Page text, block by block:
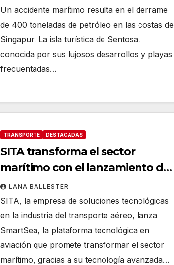
Singapur
Un accidente marítimo resulta en el derrame
de 400 toneladas de petróleo en las costas de
Singapur. La isla turística de Sentosa,
conocida por sus lujosos desarrollos y playas
frecuentadas…
TRANSPORTE DESTACADAS
SITA transforma el sector
marítimo con el lanzamiento de
SmartSea y CSM se convierte en
su primer cliente
LANA BALLESTER
SITA, la empresa de soluciones tecnológicas
en la industria del transporte aéreo, lanza
SmartSea, la plataforma tecnológica en
aviación que promete transformar el sector
marítimo, gracias a su tecnología avanzada…